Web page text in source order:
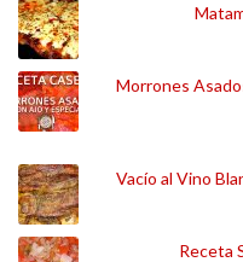
Morrones
Vacío al Vino
Receta